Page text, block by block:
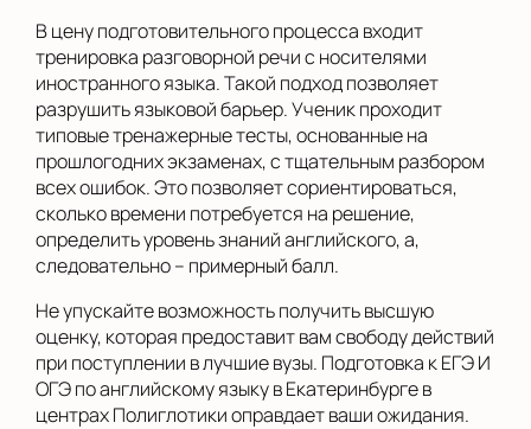
В цену подготовительного процесса входит
тренировка разговорной речи с носителями
иностранного языка. Такой подход позволяет
разрушить языковой барьер. Ученик проходит
типовые тренажерные тесты, основанные на
прошлогодних экзаменах, с тщательным разбором
всех ошибок. Это позволяет сориентироваться,
сколько времени потребуется на решение,
определить уровень знаний английского, а,
следовательно – примерный балл.
Не упускайте возможность получить высшую
оценку, которая предоставит вам свободу действий
при поступлении в лучшие вузы. Подготовка к ЕГЭ И
ОГЭ по английскому языку в Екатеринбурге в
центрах Полиглотики оправдает ваши ожидания.